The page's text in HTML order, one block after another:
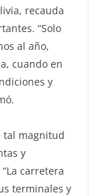
recauda
“Solo
al año,
cuando en
y
tal magnitud
y
carretera
terminales y